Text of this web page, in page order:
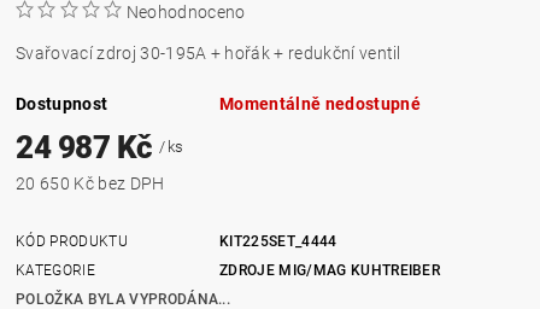
Neohodnoceno
Svařovací zdroj 30-195A + hořák + redukční ventil
Dostupnost Momentálně nedostupné
24 987 Kč/ ks
20 650 Kč bez DPH
KÓD PRODUKTU
KIT225SET_4444
KATEGORIE
ZDROJE MIG/MAG KUHTREIBER
POLOŽKA BYLA VYPRODÁNA...